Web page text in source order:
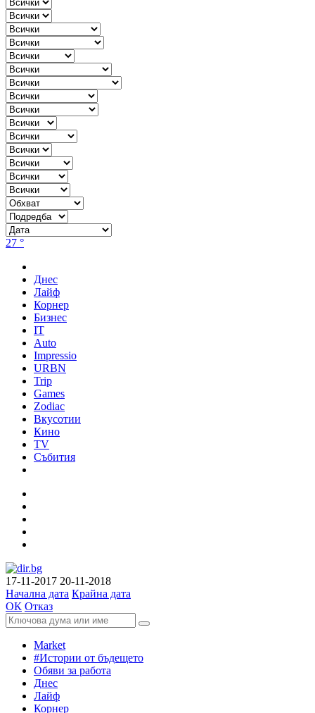
27 °
Днес
Лайф
Корнер
Бизнес
IT
Auto
Impressio
URBN
Trip
Games
Zodiac
Вкусотии
Кино
TV
Събития
17-11-2017 20-11-2018
Начална дата Крайна дата
ОК Отказ
Market
#Истории от бъдещето
Обяви за работа
Днес
Лайф
Корнер